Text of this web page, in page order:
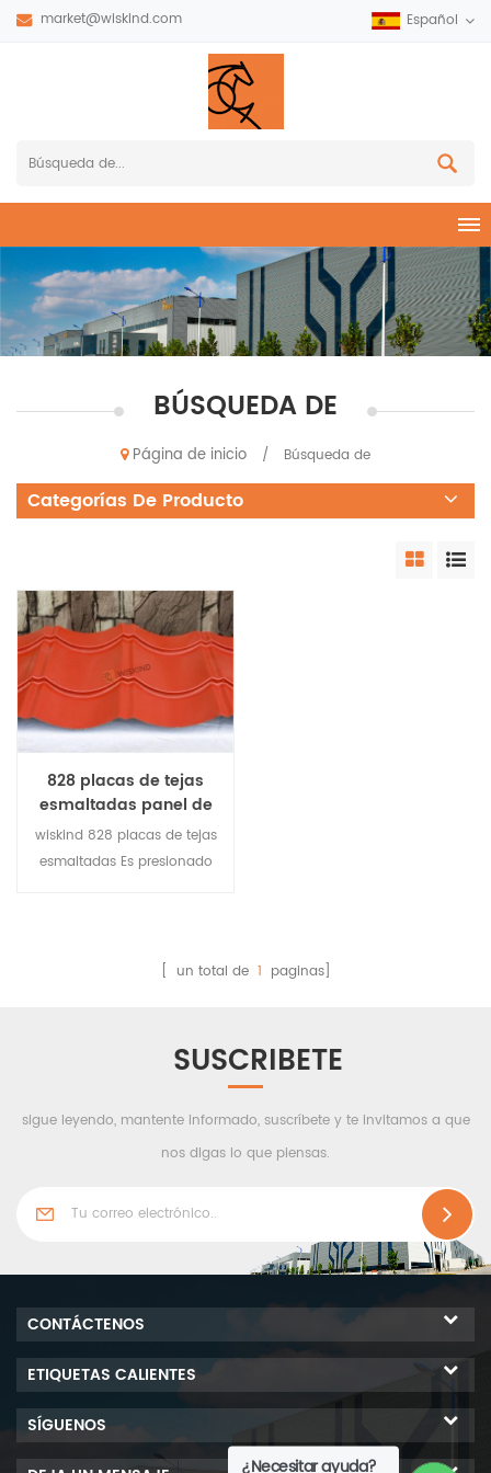
market@wiskind.com Español
BÚSQUEDA DE
Página de inicio / Búsqueda de
Categorías De Producto
828 placas de tejas
esmaltadas panel de
pared de acero
corrugado para
techos
wiskind 828 placas de tejas
esmaltadas Es presionado
[ un total de 1 paginas]
SUSCRIBETE
sigue leyendo, mantente informado, suscríbete y te invitamos a que
nos digas lo que piensas.
¿Necesitar ayuda?
CONTÁCTENOS
ETIQUETAS CALIENTES
SÍGUENOS